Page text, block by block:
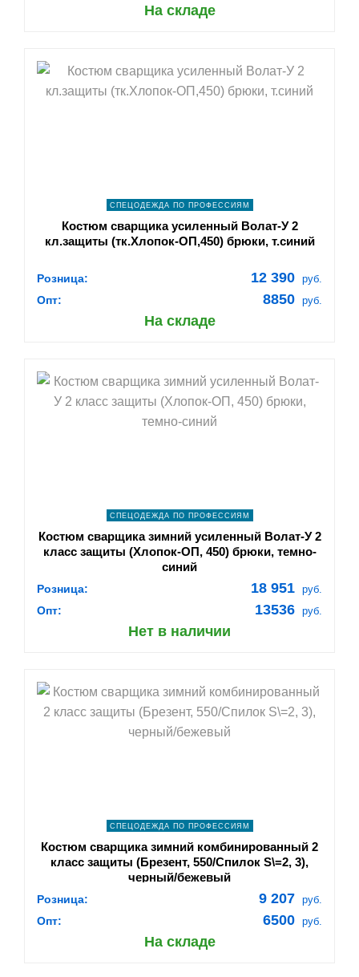
На складе
shopping_cart В КОРЗИНУ
СПЕЦОДЕЖДА ПО ПРОФЕССИЯМ
Костюм сварщика усиленный Волат-У 2
кл.защиты (тк.Хлопок-ОП,450) брюки, т.синий
Розница: 12 390 руб.
Опт: 8850 руб.
На складе
shopping_cart В КОРЗИНУ
navigate_next
СПЕЦОДЕЖДА ПО ПРОФЕССИЯМ
Костюм сварщика зимний усиленный Волат-У 2
класс защиты (Хлопок-ОП, 450) брюки, темно-
синий
Розница: 18 951 руб.
Опт: 13536 руб.
Нет в наличии
shopping_cart В КОРЗИНУ
navigate_next
ПОДРОБНЕЕ
СПЕЦОДЕЖДА ПО ПРОФЕССИЯМ
Костюм сварщика зимний комбинированный 2
класс защиты (Брезент, 550/Спилок S\=2, 3),
черный/бежевый
Розница: 9 207 руб.
Опт: 6500 руб.
На складе